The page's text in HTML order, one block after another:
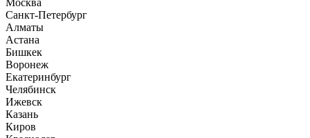
Москва
Санкт-Петербург
Алматы
Астана
Бишкек
Воронеж
Екатеринбург
Челябинск
Ижевск
Казань
Киров